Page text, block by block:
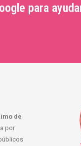
para
de
por